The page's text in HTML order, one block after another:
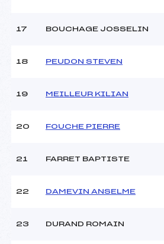
17 BOUCHAGE JOSSELIN
18 PEUDON STEVEN
19 MEILLEUR KILIAN
20 FOUCHE PIERRE
21 FARRET BAPTISTE
22 DAMEVIN ANSELME
23 DURAND ROMAIN